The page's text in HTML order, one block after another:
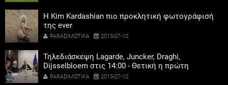
H Kim Kardashian πιο προκλητική φωτογράφισή
της ever
PARADIMOTIKA 2015-07-10
Τηλεδιάσκεψη Lagarde, Juncker, Draghi,
Dijsselbloem στις 14:00 - Θετική η πρώτη
αντίδραση, προς συμφωνία στο Eurogroup
PARADIMOTIKA 2015-07-10